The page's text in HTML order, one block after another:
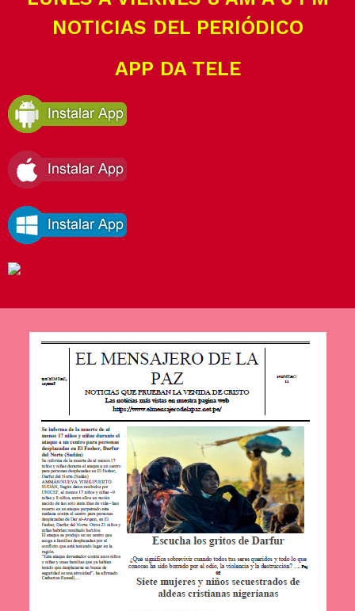
NOTICIAS DEL PERIÓDICO
APP DA TELE